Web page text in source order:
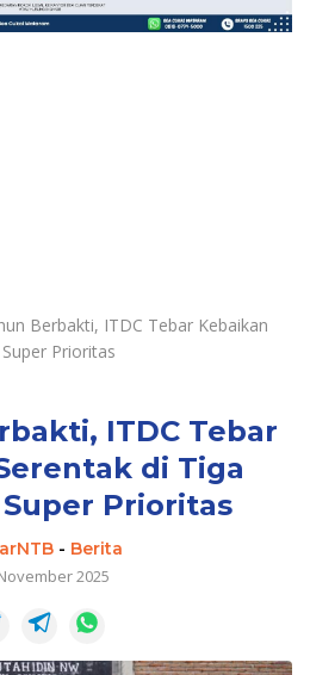
Berbakti, ITDC Tebar Kebaikan
Prioritas
ITDC Tebar
di Tiga
Prioritas
- Berita
2025